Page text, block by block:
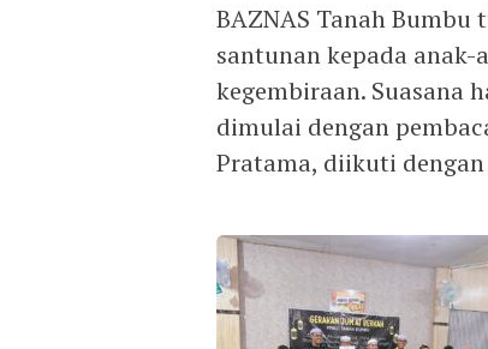
BAZNAS Tanah
santunan kepada
kegembiraan. Suasana
dimulai dengan
Pratama, diikuti